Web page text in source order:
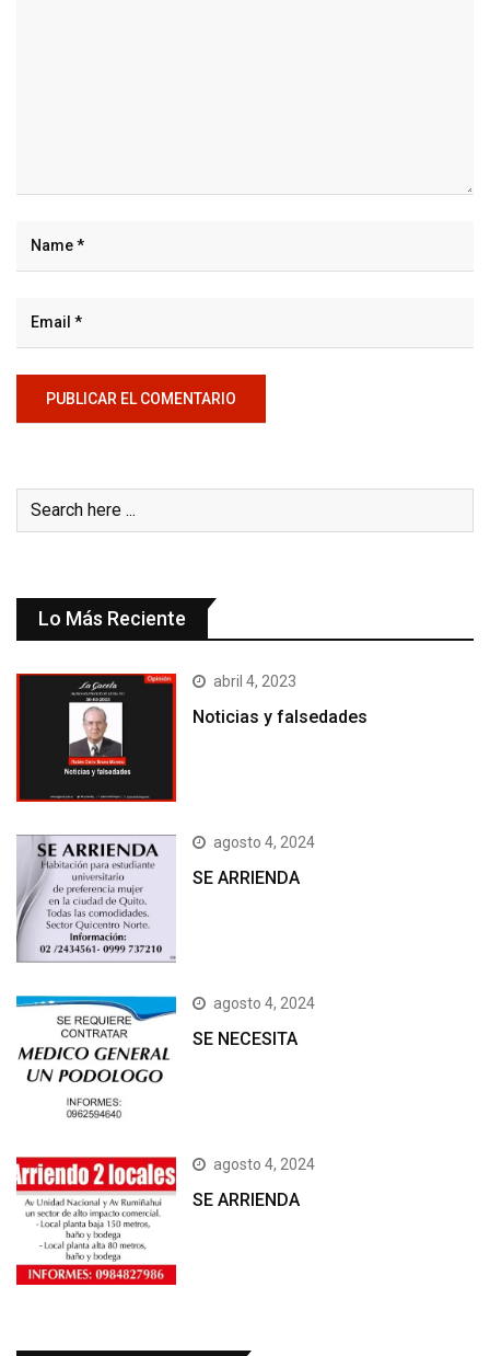
Lo Más Reciente
abril 4, 2023
Noticias y falsedades
agosto 4, 2024
SE ARRIENDA
agosto 4, 2024
SE NECESITA
agosto 4, 2024
SE ARRIENDA